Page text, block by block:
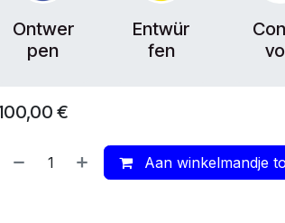
Ontwer
pen
Entwür
fen
€
Aan winkelmandje